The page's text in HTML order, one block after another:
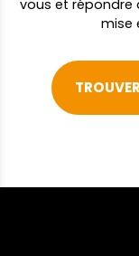
vous et répondre
mise